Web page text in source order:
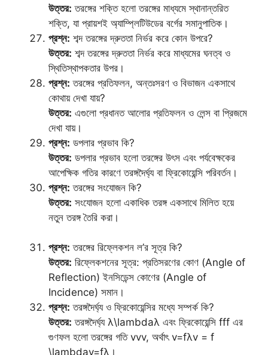
উত্তর: তরঙ্গের শক্তি হলো তরঙ্গের মাধ্যমে স্থানান্তরিত
শক্তি, যা প্রায়শই অ্যাম্প্লিটিউডের বর্গের সমানুপাতিক।
প্রশ্ন: শব্দ তরঙ্গের দ্রুততা নির্ভর করে কোন উপরে?
উত্তর: শব্দ তরঙ্গের দ্রুততা নির্ভর করে মাধ্যমের ঘনত্ব ও
স্থিতিস্থাপকতার উপর।
প্রশ্ন: তরঙ্গের প্রতিফলন, অন্তঃসরণ ও বিভাজন একসাথে
কোথায় দেখা যায়?
উত্তর: এগুলো প্রধানত আলোর প্রতিফলন ও লেন্স বা প্রিজমে
দেখা যায়।
প্রশ্ন: ডপলার প্রভাব কি?
উত্তর: ডপলার প্রভাব হলো তরঙ্গের উৎস এবং পর্যবেক্ষকের
আপেক্ষিক গতির কারণে তরঙ্গদৈর্ঘ্য বা ফ্রিকোয়েন্সি পরিবর্তন।
প্রশ্ন: তরঙ্গের সংযোজন কি?
উত্তর: সংযোজন হলো একাধিক তরঙ্গ একসাথে মিলিত হয়ে
নতুন তরঙ্গ তৈরি করা।
প্রশ্ন: তরঙ্গের রিফ্লেকশন ল’র সূত্র কি?
উত্তর: রিফ্লেকশনের সূত্র: প্রতিসরণের কোণ (Angle of
Reflection) ইনসিডেন্স কোণের (Angle of
Incidence) সমান।
প্রশ্ন: তরঙ্গদৈর্ঘ্য ও ফ্রিকোয়েন্সির মধ্যে সম্পর্ক কি?
উত্তর: তরঙ্গদৈর্ঘ্য λ\lambdaλ এবং ফ্রিকোয়েন্সি fff এর
গুণফল হলো তরঙ্গের গতি vvv, অর্থাৎ v=fλv = f
\lambdav=fλ।